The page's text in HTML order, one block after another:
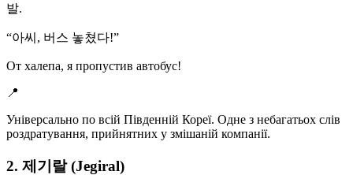
발.
“아씨, 버스 놓쳤다!”
От халепа, я пропустив автобус!
📍
Універсально по всій Південній Кореї. Одне з небагатьох слів
роздратування, прийнятних у змішаній компанії.
2. 제기랄 (Jegiral)